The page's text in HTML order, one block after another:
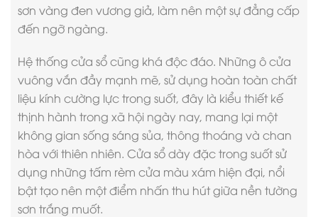
sơn vàng đen vương giả, làm nên một sự đẳng cấp
đến ngỡ ngàng.
Hệ thống cửa sổ cũng khá độc đáo. Những ô cửa
vuông vắn đầy mạnh mẽ, sử dụng hoàn toàn chất
liệu kính cường lực trong suốt, đây là kiểu thiết kế
thịnh hành trong xã hội ngày nay, mang lại một
không gian sống sáng sủa, thông thoáng và chan
hòa với thiên nhiên. Cửa sổ dày đặc trong suốt sử
dụng những tấm rèm cửa màu xám hiện đại, nổi
bật tạo nên một điểm nhấn thu hút giữa nền tường
sơn trắng muốt.